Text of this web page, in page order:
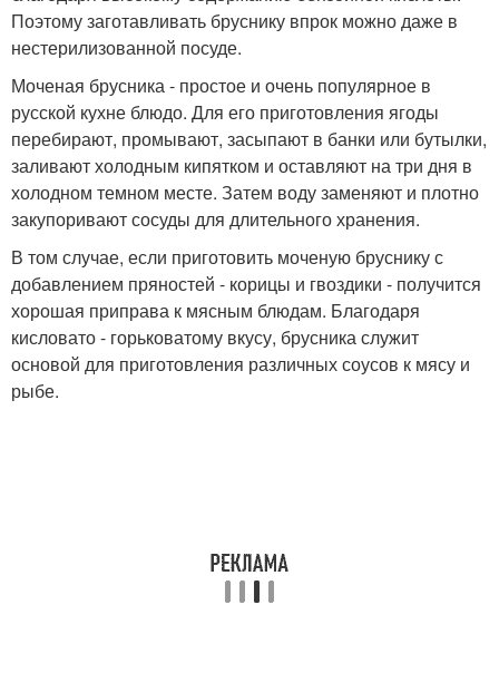
Поэтому заготавливать бруснику впрок можно даже в
нестерилизованной посуде.
Моченая брусника - простое и очень популярное в
русской кухне блюдо. Для его приготовления ягоды
перебирают, промывают, засыпают в банки или бутылки,
заливают холодным кипятком и оставляют на три дня в
холодном темном месте. Затем воду заменяют и плотно
закупоривают сосуды для длительного хранения.
В том случае, если приготовить моченую бруснику с
добавлением пряностей - корицы и гвоздики - получится
хорошая приправа к мясным блюдам. Благодаря
кисловато - горьковатому вкусу, брусника служит
основой для приготовления различных соусов к мясу и
рыбе.